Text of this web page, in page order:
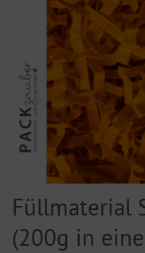
Füllmaterial
(200g in